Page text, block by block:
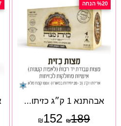
%20 הנחה
אבהתנא 1 ק״ג כזיתו...
₪189
₪152